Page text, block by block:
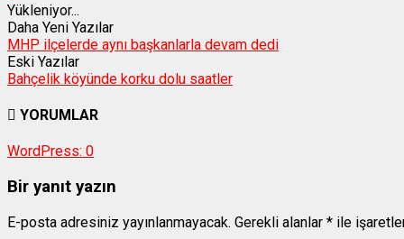
Yükleniyor...
Daha Yeni Yazılar
MHP ilçelerde aynı başkanlarla devam dedi
Eski Yazılar
Bahçelik köyünde korku dolu saatler
YORUMLAR
WordPress: 0
Bir yanıt yazın
E-posta adresiniz yayınlanmayacak. Gerekli alanlar * ile